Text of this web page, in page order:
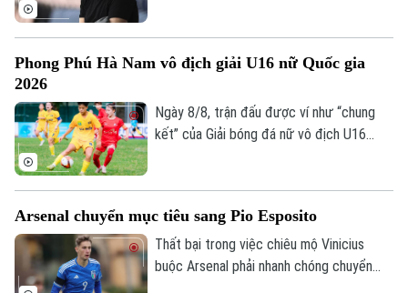
Chuyên mục
Thời sự
Hà Nội
Xã hội
Hà Nội
Nhịp sống Hà Nội
Người Hà Nội
Thế giới
Tin tức
Kinh tế
7/8 tại một bệnh viện ở Rosario, quê nhà
Phong Phú Hà Nam vô địch giải U16 nữ Quốc gia
2026
Ngày 8/8, trận đấu được ví như “chung
kết” của Giải bóng đá nữ vô địch U16
Nội.
Arsenal chuyển mục tiêu sang Pio Esposito
Thất bại trong việc chiêu mộ Vinicius
buộc Arsenal phải nhanh chóng chuyển